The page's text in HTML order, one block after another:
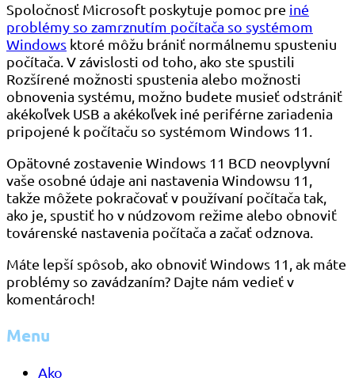
Spoločnosť Microsoft poskytuje pomoc pre iné
problémy so zamrznutím počítača so systémom
Windows ktoré môžu brániť normálnemu spusteniu
počítača. V závislosti od toho, ako ste spustili
Rozšírené možnosti spustenia alebo možnosti
obnovenia systému, možno budete musieť odstrániť
akékoľvek USB a akékoľvek iné periférne zariadenia
pripojené k počítaču so systémom Windows 11.
Opätovné zostavenie Windows 11 BCD neovplyvní
vaše osobné údaje ani nastavenia Windowsu 11,
takže môžete pokračovať v používaní počítača tak,
ako je, spustiť ho v núdzovom režime alebo obnoviť
továrenské nastavenia počítača a začať odznova.
Máte lepší spôsob, ako obnoviť Windows 11, ak máte
problémy so zavádzaním? Dajte nám vedieť v
komentároch!
Menu
Ako